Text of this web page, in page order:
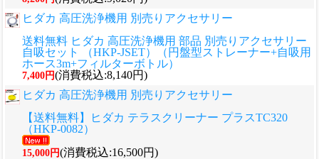
ヒダカ 高圧洗浄機用 別売りアクセサリー
送料無料 ヒダカ 高圧洗浄機用 部品 別売りアクセサリー
自吸セット （HKP-JSET）（円盤型ストレーナー+自吸用
ホース3m+フィルターボトル）
7,400円(消費税込:8,140円)
ヒダカ 高圧洗浄機用 別売りアクセサリー
【送料無料】ヒダカ テラスクリーナー プラスTC320
（HKP-0082）
15,000円(消費税込:16,500円)